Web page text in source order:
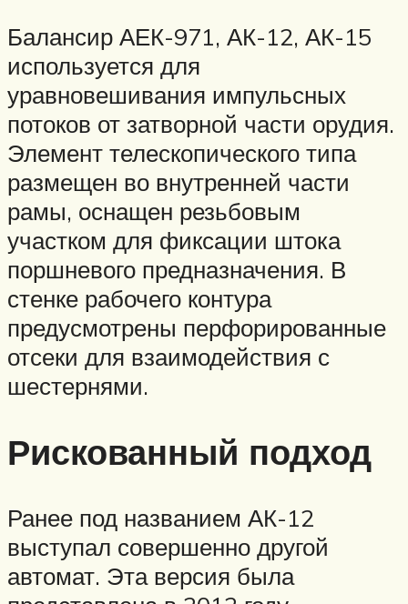
Балансир АЕК-971, АК-12, АК-15
используется для
уравновешивания импульсных
потоков от затворной части орудия.
Элемент телескопического типа
размещен во внутренней части
рамы, оснащен резьбовым
участком для фиксации штока
поршневого предназначения. В
стенке рабочего контура
предусмотрены перфорированные
отсеки для взаимодействия с
шестернями.
Рискованный подход
Ранее под названием АК-12
выступал совершенно другой
автомат. Эта версия была